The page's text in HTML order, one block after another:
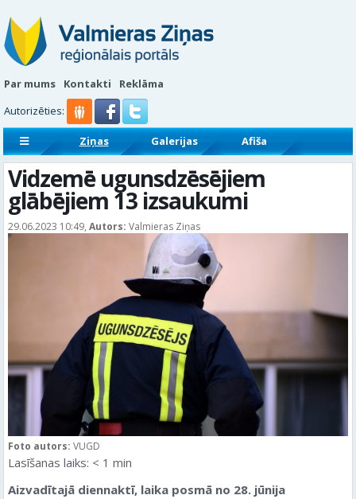
Par mums Kontakti
Reklāma
Autorizēties:
Ziņas Galerijas
Afiša
Sludinājumi
Reklāmraksti
Vidzemē ugunsdzēsējiem
glābējiem 13 izsaukumi
29.06.2023 10:49, Autors: Valmieras Ziņas
Foto autors: VUGD
Lasīšanas laiks: < 1 min
Aizvadītajā diennaktī, laika posmā no 28. jūnija